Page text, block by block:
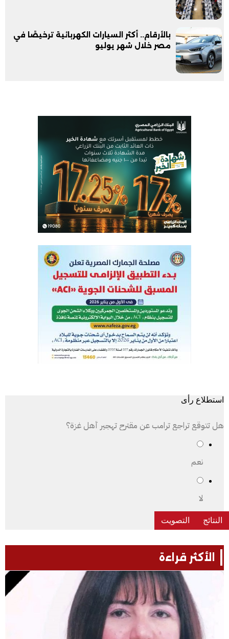
بالأرقام.. أكثر السيارات الكهربائية ترخيصًا في
مصر خلال شهر يوليو
استطلاع رأى
هل تتوقع تراجع ترامب عن مقترح تهجير أهل غزة؟
نعم
لا
الأكثر قراءة